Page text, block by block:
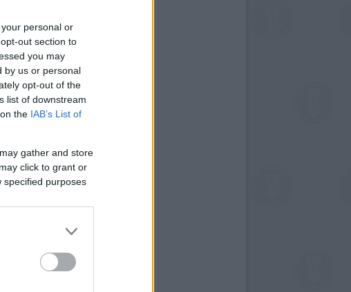
personal or
out section to
you may
by us or personal
opt-out of the
list of downstream
the IAB’s List of
gather and store
click to grant or
specified purposes